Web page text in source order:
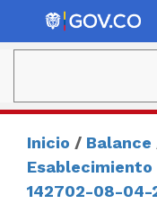
Inicio / Balance
Esablecimiento
142702-08-04-